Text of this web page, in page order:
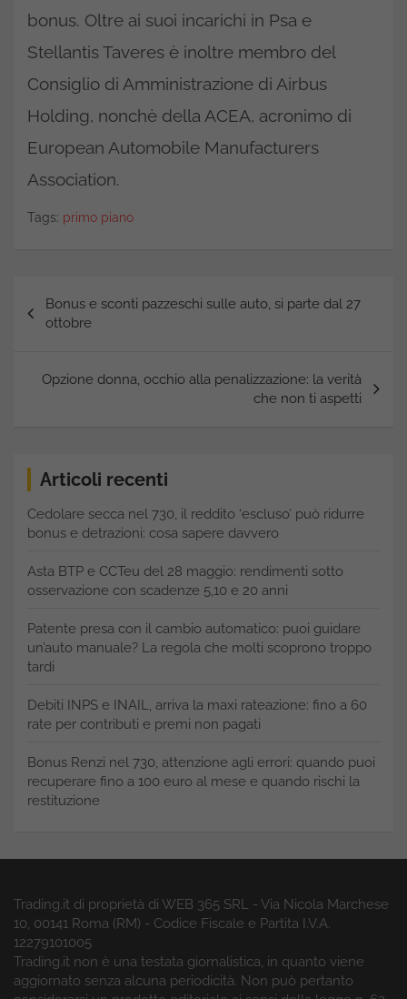
bonus. Oltre ai suoi incarichi in Psa e
Stellantis Taveres è inoltre membro del
Consiglio di Amministrazione di Airbus
Holding, nonchè della ACEA, acronimo di
European Automobile Manufacturers
Association.
Tags: primo piano
Navigazione
articoli
Bonus e sconti pazzeschi sulle auto, si parte dal 27
ottobre
Opzione donna, occhio alla penalizzazione: la verità
che non ti aspetti
Articoli recenti
Cedolare secca nel 730, il reddito ‘escluso’ può ridurre
bonus e detrazioni: cosa sapere davvero
Asta BTP e CCTeu del 28 maggio: rendimenti sotto
osservazione con scadenze 5,10 e 20 anni
Patente presa con il cambio automatico: puoi guidare
un’auto manuale? La regola che molti scoprono troppo
tardi
Debiti INPS e INAIL, arriva la maxi rateazione: fino a 60
rate per contributi e premi non pagati
Bonus Renzi nel 730, attenzione agli errori: quando puoi
recuperare fino a 100 euro al mese e quando rischi la
restituzione
Trading.it di proprietà di WEB 365 SRL - Via Nicola Marchese
10, 00141 Roma (RM) - Codice Fiscale e Partita I.V.A.
12279101005
Trading.it non è una testata giornalistica, in quanto viene
aggiornato senza alcuna periodicità. Non può pertanto